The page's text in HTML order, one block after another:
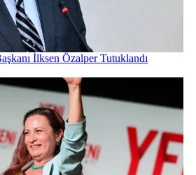
İlksen Özalper Tutuklandı